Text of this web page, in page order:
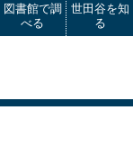
図書館で調
べる
世田谷を知
る